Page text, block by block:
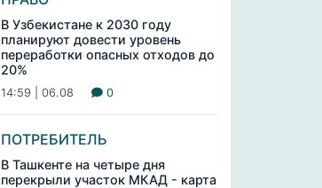
В Узбекистане к 2030 году
планируют довести уровень
переработки опасных отходов до
20%
14:59 | 06.08 0
ПОТРЕБИТЕЛЬ
В Ташкенте на четыре дня
перекрыли участок МКАД - карта